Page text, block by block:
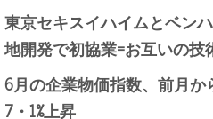
東京セキスイハイムとベン
地開発で初協業=お互いの
6月の企業物価指数、前月
7・1%上昇